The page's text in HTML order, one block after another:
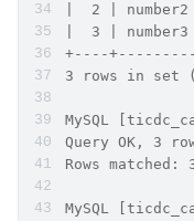
|  2 | number2
|  3 | number3
+----
3 rows in set
MySQL
Query OK, 3
Rows
MySQL